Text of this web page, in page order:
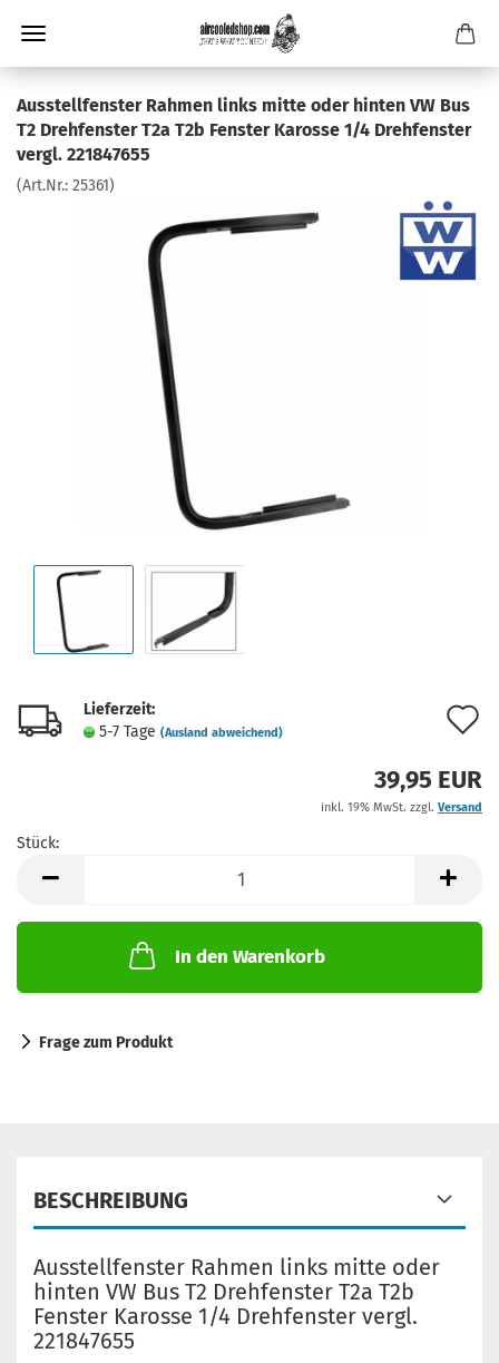
Ausstellfenster Rahmen links mitte oder hinten VW Bus
T2 Drehfenster T2a T2b Fenster Karosse 1/4 Drehfenster
vergl. 221847655
(Art.Nr.: 25361)
Lieferzeit:
5-7 Tage (Ausland abweichend)
39,95 EUR
inkl. 19% MwSt. zzgl. Versand
Stück:
In den Warenkorb
Frage zum Produkt
BESCHREIBUNG
Ausstellfenster Rahmen links mitte oder
hinten VW Bus T2 Drehfenster T2a T2b
Fenster Karosse 1/4 Drehfenster vergl.
221847655